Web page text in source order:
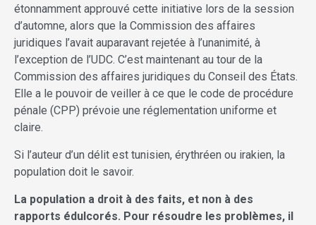
étonnamment approuvé cette initiative lors de la session
d’automne, alors que la Commission des affaires
juridiques l’avait auparavant rejetée à l’unanimité, à
l’exception de l’UDC. C’est maintenant au tour de la
Commission des affaires juridiques du Conseil des États.
Elle a le pouvoir de veiller à ce que le code de procédure
pénale (CPP) prévoie une réglementation uniforme et
claire.
Si l’auteur d’un délit est tunisien, érythréen ou irakien, la
population doit le savoir.
La population a droit à des faits, et non à des
rapports édulcorés. Pour résoudre les problèmes, il